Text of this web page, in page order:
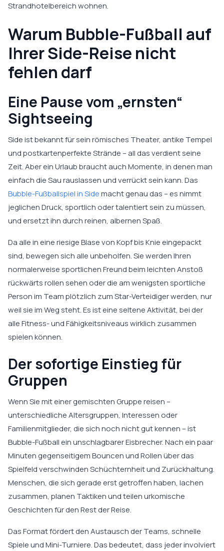
Strandhotelbereich wohnen.
Warum Bubble-Fußball auf
Ihrer Side-Reise nicht
fehlen darf
Eine Pause vom „ernsten“
Sightseeing
Side ist bekannt für sein römisches Theater, antike Tempel
und postkartenperfekte Strände – all das verdient seine
Zeit. Aber ein Urlaub braucht auch Momente, in denen man
einfach die Sau rauslassen und verrückt sein kann. Das
Bubble-Fußballspiel in Sidemacht genau das – es nimmt
jeglichen Druck, sportlich oder talentiert sein zu müssen,
und ersetzt ihn durch reinen, albernen Spaß.
Da alle in eine riesige Blase von Kopf bis Knie eingepackt
sind, bewegen sich alle unbeholfen. Sie werden Ihren
normalerweise sportlichen Freund beim leichten Anstoß
rückwärts rollen sehen oder die am wenigsten sportliche
Person im Team plötzlich zum Star-Verteidiger werden, nur
weil sie im Weg steht. Es ist eine seltene Aktivität, bei der
alle Fitness- und Fähigkeitsniveaus wirklich zusammen
spielen können.
Der sofortige Einstieg für
Gruppen
Wenn Sie mit einer gemischten Gruppe reisen –
unterschiedliche Altersgruppen, Interessen oder
Familienmitglieder, die sich noch nicht gut kennen – ist
Bubble-Fußball ein unschlagbarer Eisbrecher. Nach ein paar
Minuten gegenseitigem Bouncen und Rollen über das
Spielfeld verschwinden Schüchternheit und Zurückhaltung.
Menschen, die sich gerade erst getroffen haben, lachen
zusammen, planen Taktiken und teilen urkomische
Geschichten für den Rest der Reise.
Das Format fördert den Austausch der Teams, schnelle
Spiele und Mini-Turniere. Das bedeutet, dass jeder involviert